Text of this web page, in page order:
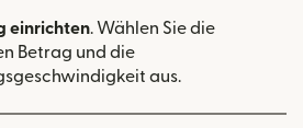
einrichten. Wählen Sie die
Betrag und die
aus.